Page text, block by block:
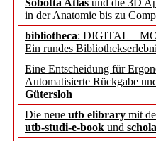
Sobotta Atlas und die 3D
in der Anatomie bis zu
bibliotheca: DIGITAL –
Ein rundes
Eine Entscheidung für
Automatisierte Rückgabe
Gütersloh
Die neue utb elibrary mit
utb-studi-e-book und
EBSCO